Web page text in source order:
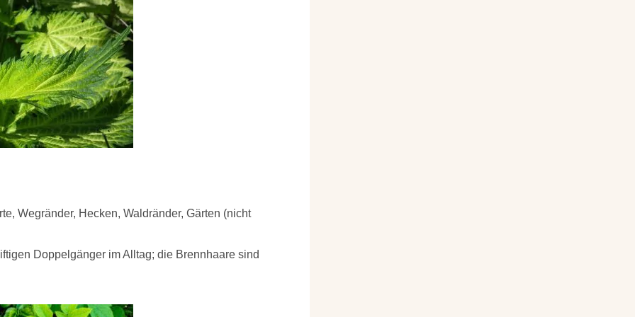
Wegränder, Hecken, Waldränder, Gärten (nicht
Doppelgänger im Alltag; die Brennhaare sind